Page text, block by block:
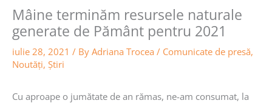
Mâine terminăm resursele naturale
generate de Pământ pentru 2021
iulie 28, 2021 / By Adriana Trocea / Comunicate de presă,
Noutăţi, Știri
Cu aproape o jumătate de an rămas, ne-am consumat, la